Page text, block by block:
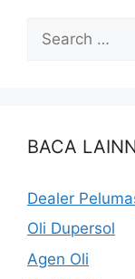
BACA
Dealer
Oli Dupersol
Agen Oli